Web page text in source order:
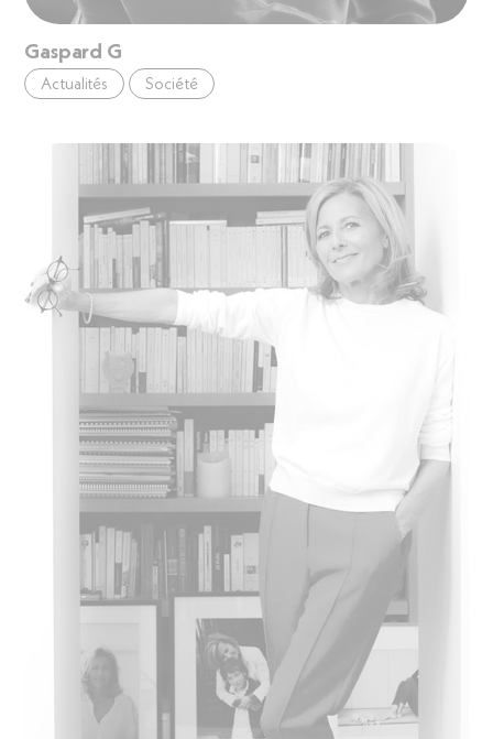
Gaspard G
Actualités Société